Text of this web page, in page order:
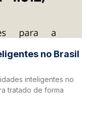
no Brasil
inteligentes no
tratado de forma